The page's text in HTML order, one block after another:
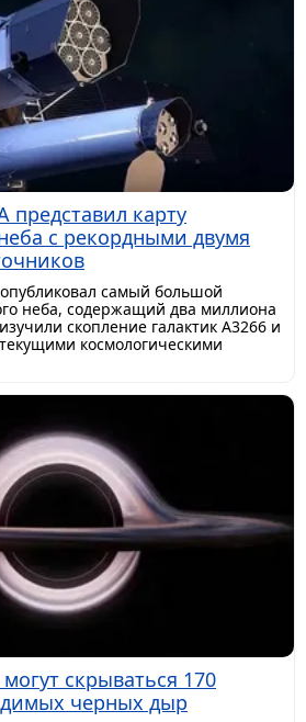
представил карту
с рекордными двумя
опубликовал самый большой
неба, содержащий два миллиона
скопление галактик A3266 и
космологическими
скрываться 170
черных дыр